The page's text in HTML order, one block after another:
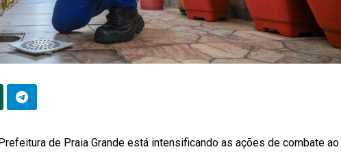
de Praia Grande está intensificando as ações de combate ao